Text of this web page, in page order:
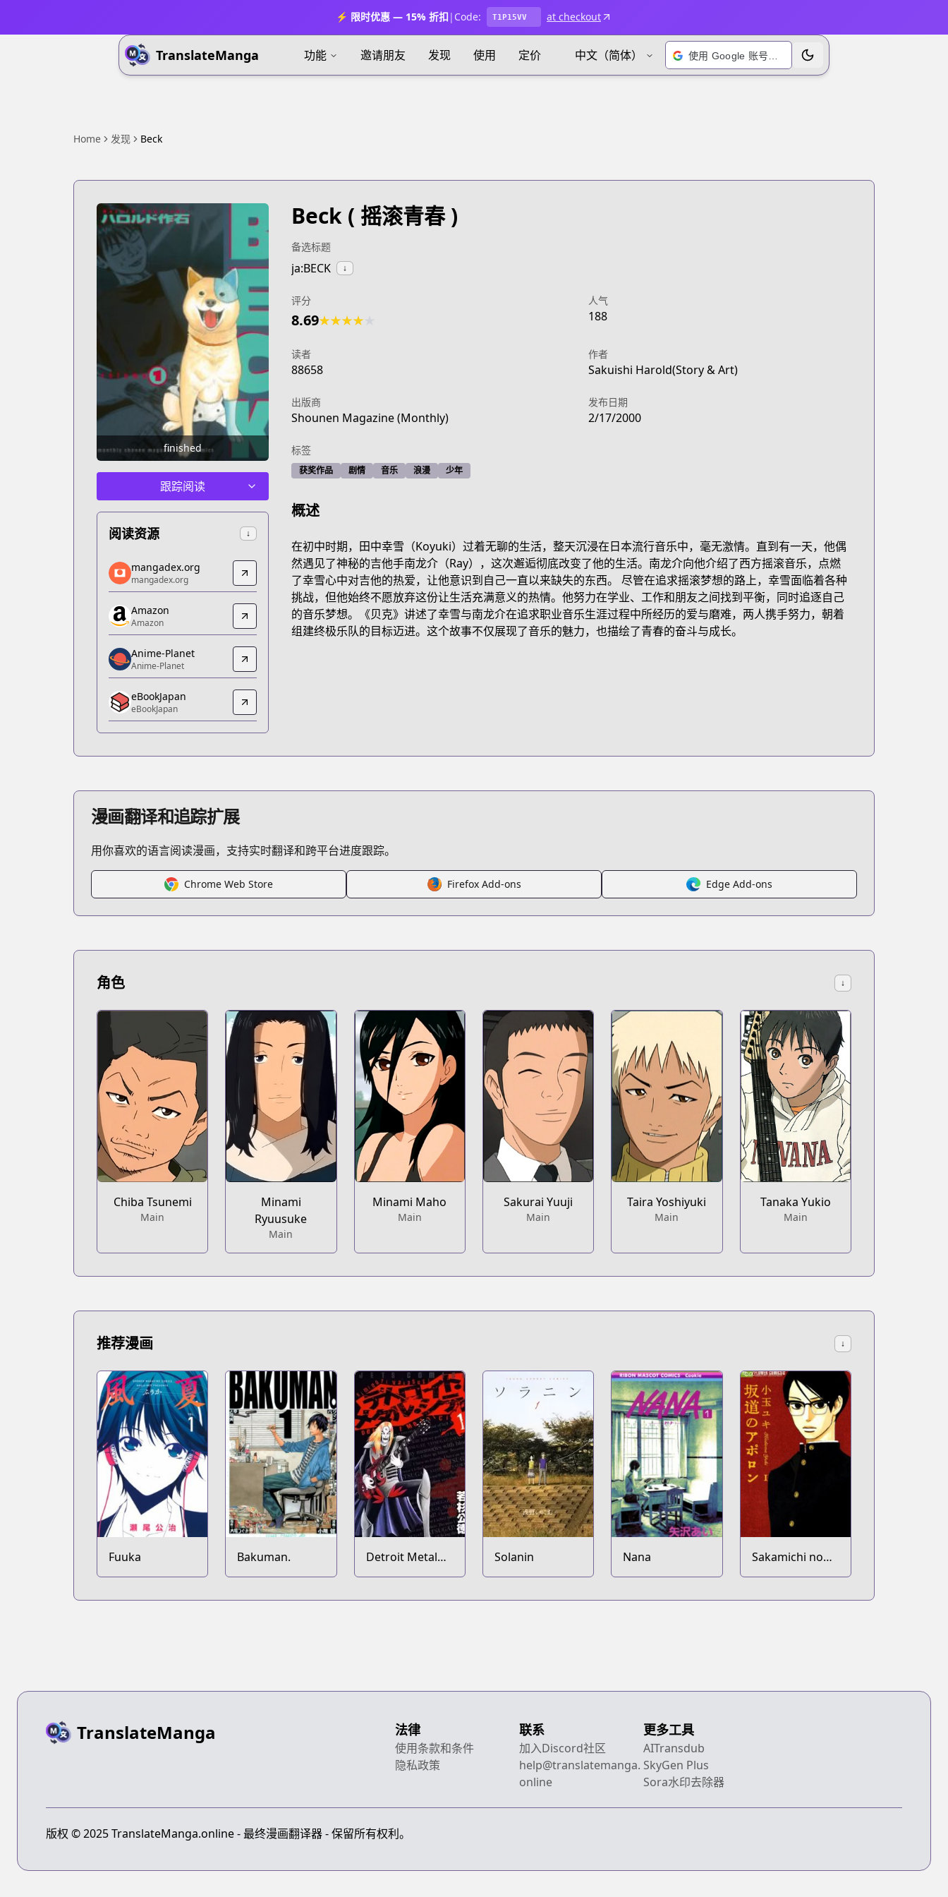
⚡ 限时优惠 — 15% 折扣 | Code: T1P15VV at checkout
TranslateManga 功能 邀请朋友 发现 使用 定价 中文（简体） 切换主题
Home 发现 Beck
finished
跟踪阅读
阅读资源 ↓
mangadex.org
mangadex.org
https://mangadex.org/title/4cf9b503-439a-48f7-9fc5-21831087a421
Amazon
Amazon
https://www.amazon.co.jp/dp/B0DPTTXD4P
Anime-Planet
Anime-Planet
https://www.anime-planet.com/manga/beck-mongolian-chop-squad
eBookJapan
eBookJapan
Kitsu
https://kitsu.app/manga/354
MangaUpdates
MangaUpdates
https://www.mangaupdates.com/series.html?id=49
Book☆Walker
https://bookwalker.jp/series/502830
Official English
Coolmic
https://coolmic.me/titles/5072
Kodansha
Kodansha
https://kodansha.us/series/beck/
mangadex.org
mangadex.org
Amazon
Amazon
Anime-Planet
Anime-Planet
eBookJapan
eBookJapan
Beck( 摇滚青春 )
备选标题
ja:BECK ↓
评分
8.69★★★★
人气
188
读者
88658
作者
Sakuishi Harold(Story & Art)
出版商
Shounen Magazine (Monthly)
发布日期
2/17/2000
标签
获奖作品 剧情 音乐 浪漫 少年
概述
在初中时期，田中幸雪（Koyuki）过着无聊的生活，整天沉浸在日本流行音乐中，毫无激情。直到有一天，他偶
然遇见了神秘的吉他手南龙介（Ray），这次邂逅彻底改变了他的生活。南龙介向他介绍了西方摇滚音乐，点燃
了幸雪心中对吉他的热爱，让他意识到自己一直以来缺失的东西。 尽管在追求摇滚梦想的路上，幸雪面临着各种
挑战，但他始终不愿放弃这份让生活充满意义的热情。他努力在学业、工作和朋友之间找到平衡，同时追逐自己
的音乐梦想。《贝克》讲述了幸雪与南龙介在追求职业音乐生涯过程中所经历的爱与磨难，两人携手努力，朝着
组建终极乐队的目标迈进。这个故事不仅展现了音乐的魅力，也描绘了青春的奋斗与成长。
漫画翻译和追踪扩展
用你喜欢的语言阅读漫画，支持实时翻译和跨平台进度跟踪。
Chrome Web Store Firefox Add-ons Edge Add-ons
角色 ↓
Chiba Tsunemi
Main
Minami
Ryuusuke
Main
Minami Maho
Main
Sakurai Yuuji
Main
Taira Yoshiyuki
Main
Tanaka Yukio
Main
推荐漫画 ↓
Fuuka Bakuman.
Detroit Metal
City
Solanin Nana
Sakamichi no
Apollon
TranslateManga 法律
使用条款和条件
隐私政策
联系
加入Discord社区
help@translatemanga.
online
更多工具
AITransdub
SkyGen Plus
Sora水印去除器
版权 © 2025 TranslateManga.online - 最终漫画翻译器 - 保留所有权利。